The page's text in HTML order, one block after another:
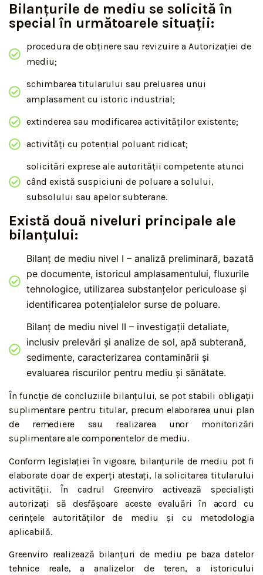
Bilanțurile de mediu se solicită în
special în următoarele situații:
procedura de obținere sau revizuire a Autorizației de
mediu;
schimbarea titularului sau preluarea unui
amplasament cu istoric industrial;
extinderea sau modificarea activităților existente;
activități cu potențial poluant ridicat;
solicitări exprese ale autorității competente atunci
când există suspiciuni de poluare a solului,
subsolului sau apelor subterane.
Există două niveluri principale ale
bilanțului:
Bilanț de mediu nivel I – analiză preliminară, bazată
pe documente, istoricul amplasamentului, fluxurile
tehnologice, utilizarea substanțelor periculoase și
identificarea potențialelor surse de poluare.
Bilanț de mediu nivel II – investigații detaliate,
inclusiv prelevări și analize de sol, apă subterană,
sedimente, caracterizarea contaminării și
evaluarea riscurilor pentru mediu și sănătate.
În funcție de concluziile bilanțului, se pot stabili obligații
suplimentare pentru titular, precum elaborarea unui plan
de remediere sau realizarea unor monitorizări
suplimentare ale componentelor de mediu.
Conform legislației în vigoare, bilanțurile de mediu pot fi
elaborate doar de experți atestați, la solicitarea titularului
activității. În cadrul Greenviro activează specialiști
autorizați să desfășoare aceste evaluări în acord cu
cerințele autorităților de mediu și cu metodologia
aplicabilă.
Greenviro realizează bilanțuri de mediu pe baza datelor
tehnice reale, a analizelor de teren, a istoricului